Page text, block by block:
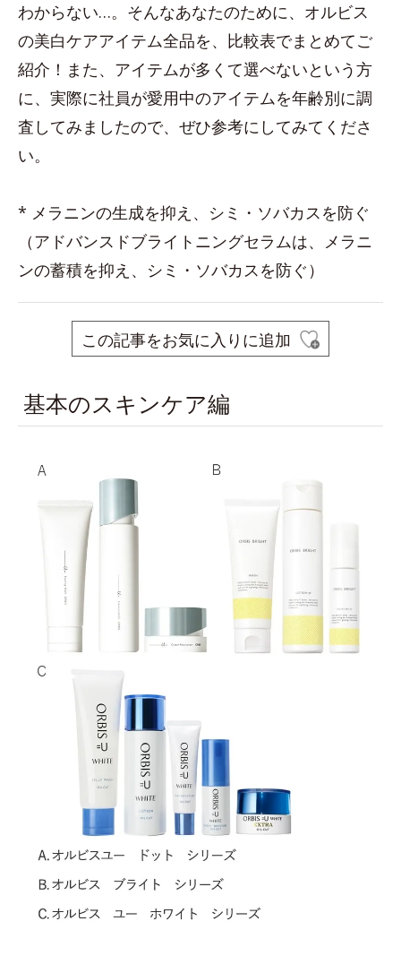
わからない…。そんなあなたのために、オルビス
の美白ケアアイテム全品を、比較表でまとめてご
紹介！また、アイテムが多くて選べないという方
に、実際に社員が愛用中のアイテムを年齢別に調
査してみましたので、ぜひ参考にしてみてくださ
い。
* メラニンの生成を抑え、シミ・ソバカスを防ぐ
（アドバンスドブライトニングセラムは、メラニ
ンの蓄積を抑え、シミ・ソバカスを防ぐ）
この記事をお気に入りに追加
基本のスキンケア編